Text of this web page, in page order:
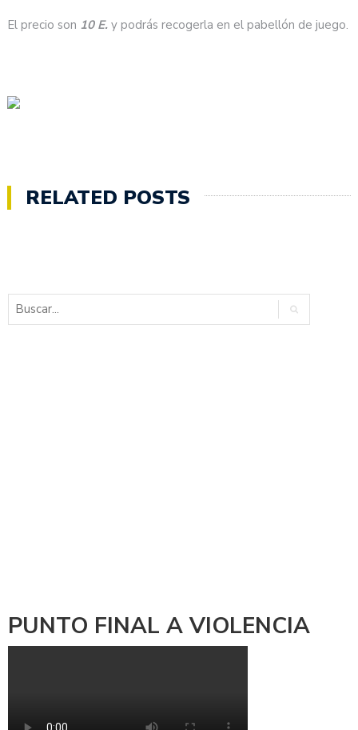
El precio son 10 E. y podrás recogerla en el pabellón de juego.
RELATED POSTS
PUNTO FINAL A VIOLENCIA